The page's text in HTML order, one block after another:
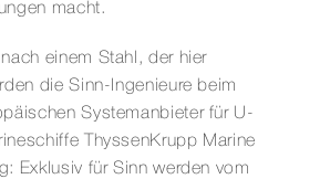
macht.
einem Stahl, der hier
die Sinn-Ingenieure beim
Systemanbieter für U-
ThyssenKrupp Marine
Exklusiv für Sinn werden vom